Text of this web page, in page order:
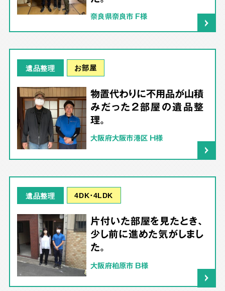
奈良県奈良市 F様
遺品整理 お部屋
物置代わりに不用品が山積
みだった2部屋の遺品整
理。
大阪府大阪市港区 H様
遺品整理 4DK･4LDK
片付いた部屋を見たとき、
少し前に進めた気がしまし
た。
大阪府柏原市 B様